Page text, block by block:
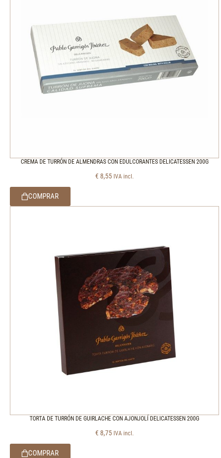
CREMA DE TURRÓN DE ALMENDRAS CON EDULCORANTES DELICATESSEN 200G
€ 8,55 IVA incl.
COMPRAR
TORTA DE TURRÓN DE GUIRLACHE CON AJONJOLÍ DELICATESSEN 200G
€ 8,75 IVA incl.
COMPRAR